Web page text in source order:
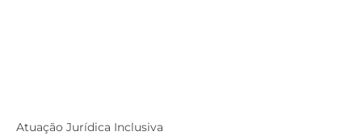
Atuação Jurídica Inclusiva